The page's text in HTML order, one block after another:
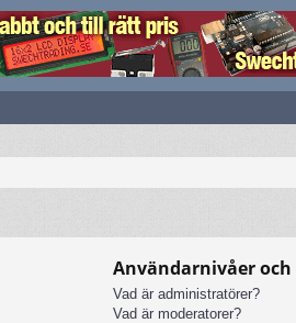
Användarnivåer
Vad är administratörer?
Vad är moderatorer?